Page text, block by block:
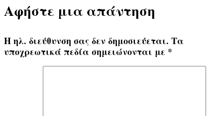
Αφήστε μια απάντηση
Η ηλ. διεύθυνση σας δεν δημοσιεύεται. Τα
υποχρεωτικά πεδία σημειώνονται με *